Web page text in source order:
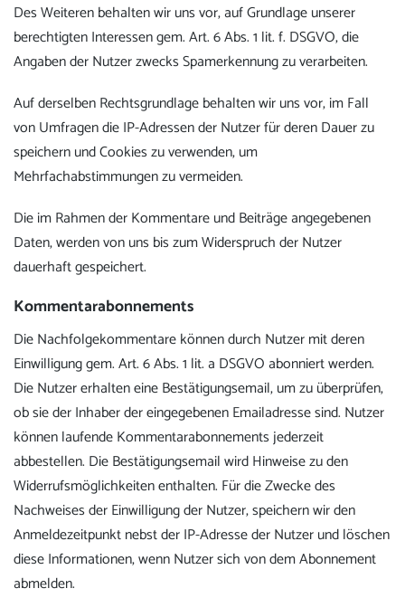
Des Weiteren behalten wir uns vor, auf Grundlage unserer
berechtigten Interessen gem. Art. 6 Abs. 1 lit. f. DSGVO, die
Angaben der Nutzer zwecks Spamerkennung zu verarbeiten.
Auf derselben Rechtsgrundlage behalten wir uns vor, im Fall
von Umfragen die IP-Adressen der Nutzer für deren Dauer zu
speichern und Cookies zu verwenden, um
Mehrfachabstimmungen zu vermeiden.
Die im Rahmen der Kommentare und Beiträge angegebenen
Daten, werden von uns bis zum Widerspruch der Nutzer
dauerhaft gespeichert.
Kommentarabonnements
Die Nachfolgekommentare können durch Nutzer mit deren
Einwilligung gem. Art. 6 Abs. 1 lit. a DSGVO abonniert werden.
Die Nutzer erhalten eine Bestätigungsemail, um zu überprüfen,
ob sie der Inhaber der eingegebenen Emailadresse sind. Nutzer
können laufende Kommentarabonnements jederzeit
abbestellen. Die Bestätigungsemail wird Hinweise zu den
Widerrufsmöglichkeiten enthalten. Für die Zwecke des
Nachweises der Einwilligung der Nutzer, speichern wir den
Anmeldezeitpunkt nebst der IP-Adresse der Nutzer und löschen
diese Informationen, wenn Nutzer sich von dem Abonnement
abmelden.